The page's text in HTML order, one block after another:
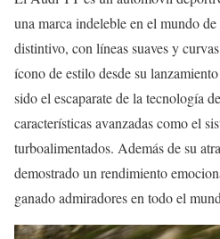
una marca indeleble en el mundo
distintivo, con líneas suaves y
ícono de estilo desde su
sido el escaparate de la tecnología
características avanzadas como el
turboalimentados. Además de su
demostrado un rendimiento
ganado admiradores en todo el